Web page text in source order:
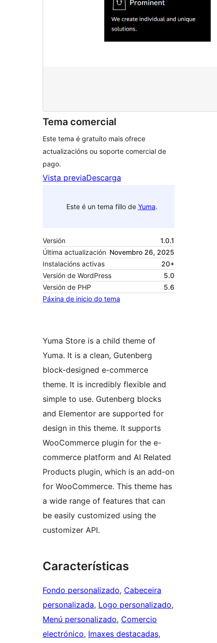
Tema comercial
Este tema é gratuíto mais ofrece
actualizacións ou soporte comercial de
pago.
Vista previaDescarga
Este é un tema fillo de Yuma.
Versión
1.0.1
Última actualización Novembro 26, 2025
Instalacións activas
20+
Versión de WordPress
5.0
Versión de PHP
5.6
Páxina de inicio do tema
Yuma Store is a child theme of
Yuma. It is a clean, Gutenberg
block-designed e-commerce
theme. It is incredibly flexible and
simple to use. Gutenberg blocks
and Elementor are supported for
design in this theme. It supports
WooCommerce plugin for the e-
commerce platform and AI Related
Products plugin, which is an add-on
for WooCommerce. This theme has
a wide range of features that can
be easily customized using the
customizer API.
Características
Fondo personalizado, Cabeceira
personalizada, Logo personalizado
Menú personalizado, Comercio
electrónico, Imaxes destacadas